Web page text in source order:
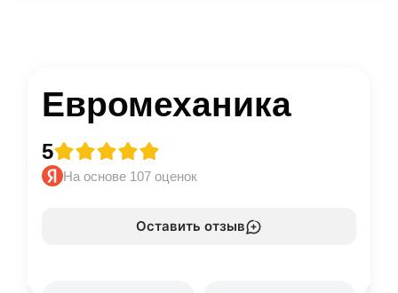
Евромеханика
5
На основе 107 оценок
Оставить отзыв